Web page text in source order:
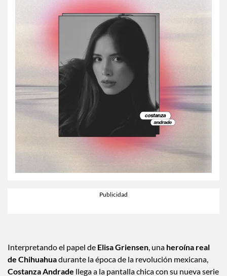
Interpretando el papel deElisa Griensen, unaheroína real
de Chihuahuadurante la época de la revolución mexicana,